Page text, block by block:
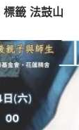
標籤 法鼓山